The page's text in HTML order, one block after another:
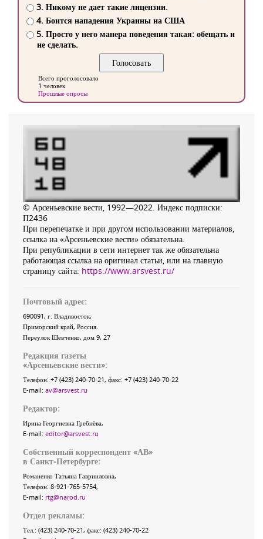
3. Никому не дает такие лицензии.
4. Боится нападения Украины на США
5. Просто у него манера поведения такая: обещать и
не сделать.
Всего проголосовало
1 человек
Прошлые опросы
© Арсеньевские вести, 1992—2022. Индекс подписки:
П2436
При перепечатке и при другом использовании материалов,
ссылка на «Арсеньевские вести» обязательна.
При републикации в сети интернет так же обязательна
работающая ссылка на оригинал статьи, или на главную
страницу сайта: https://www.arsvest.ru/
Почтовый адрес:
690091, г. Владивосток,
Приморский край, Россия
Переулок Шевченко, дом 9, 27
Редакция газеты
«Арсеньевские вести»:
Телефон: +7 (423) 240-70-21, факс: +7 (423) 240-70-22
E-mail: av@arsvest.ru
Редактор:
Ирина Георгиевна Гребнёва,
E-mail: editor@arsvest.ru
Собственный корреспондент «АВ»
в Санкт-Петербурге:
Романенко Татьяна Гаврииловна,
Телефон: 8-921-765-5754,
E-mail: rtg@narod.ru
Отдел рекламы:
Тел.: (423) 240-70-21, факс: (423) 240-70-22